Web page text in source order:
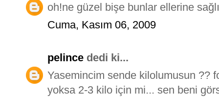
oh!ne güzel bişe bunlar ellerine
Cuma, Kasım 06, 2009
pelince dedi ki...
Yasemincim sende kilolumusun ??
yoksa 2-3 kilo için mi... sen beni